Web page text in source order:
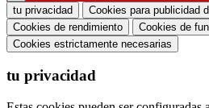
Manifestación de
Reglamento de la UE n. °
Declaro haber leído la
tratamiento de datos
tu privacidad
Cookies para publicidad
Cookies de rendimiento
Cookies de
Cookies estrictamente necesarias
tu privacidad